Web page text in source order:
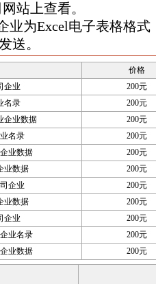
站上查看。
业为Excel电子表格格
送。
价格
企业
200元
名录
200元
企业数据
200元
名录
200元
业数据
200元
业数据
200元
企业
200元
业数据
200元
企业
200元
业名录
200元
业数据
200元